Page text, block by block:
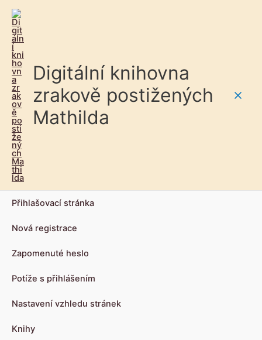
Digitální knihovna
zrakově postižených
Mathilda
Přihlašovací stránka
Nová registrace
Zapomenuté heslo
Potíže s přihlášením
Nastavení vzhledu stránek
Knihy